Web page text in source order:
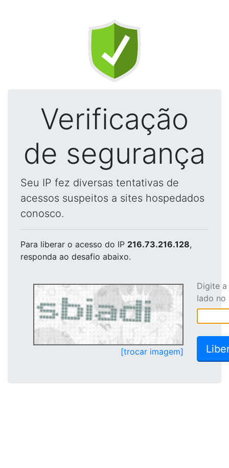
Verificação
de segurança
Seu IP fez diversas tentativas de
acessos suspeitos a sites hospedados
conosco.
Para liberar o acesso do IP 216.73.216.128,
responda ao desafio abaixo.
[trocar imagem]
Digite
lado no